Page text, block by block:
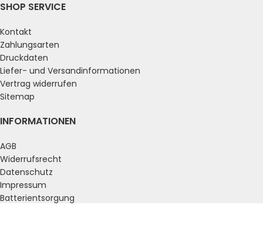
SHOP SERVICE
Kontakt
Zahlungsarten
Druckdaten
Liefer- und Versandinformationen
Vertrag widerrufen
Sitemap
INFORMATIONEN
AGB
Widerrufsrecht
Datenschutz
Impressum
Batterientsorgung